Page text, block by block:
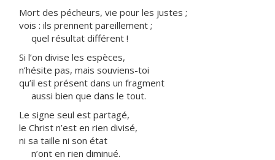
Mort des pécheurs, vie pour les justes ;
vois : ils prennent pareillement ;
quel résultat différent !
Si l’on divise les espèces,
n’hésite pas, mais souviens-toi
qu’il est présent dans un fragment
aussi bien que dans le tout.
Le signe seul est partagé,
le Christ n’est en rien divisé,
ni sa taille ni son état
n’ont en rien diminué.